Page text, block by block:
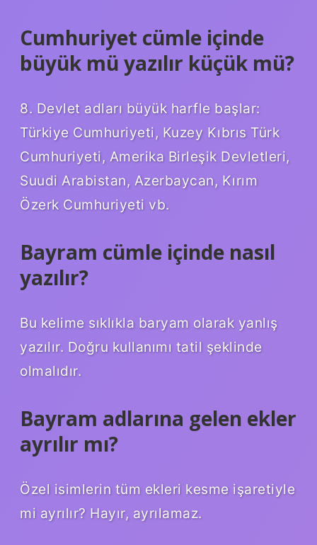
Cumhuriyet cümle içinde
büyük mü yazılır küçük mü?
8. Devlet adları büyük harfle başlar:
Türkiye Cumhuriyeti, Kuzey Kıbrıs Türk
Cumhuriyeti, Amerika Birleşik Devletleri,
Suudi Arabistan, Azerbaycan, Kırım
Özerk Cumhuriyeti vb.
Bayram cümle içinde nasıl
yazılır?
Bu kelime sıklıkla baryam olarak yanlış
yazılır. Doğru kullanımı tatil şeklinde
olmalıdır.
Bayram adlarına gelen ekler
ayrılır mı?
Özel isimlerin tüm ekleri kesme işaretiyle
mi ayrılır? Hayır, ayrılamaz.